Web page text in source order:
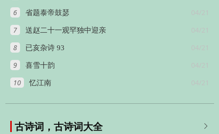
6 04/21
省题泰帝鼓瑟
7 04/21
送赵二十一观罕独中迎亲
8 04/21
已亥杂诗 93
9 04/21
喜雪十韵
10 04/21
忆江南

古诗词，古诗词大全